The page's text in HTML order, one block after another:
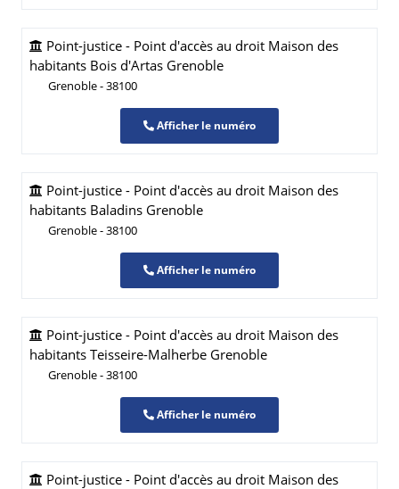
Point-justice - Point d'accès au droit Maison des
habitants Bois d'Artas Grenoble
Grenoble - 38100
Afficher le numéro
Point-justice - Point d'accès au droit Maison des
habitants Baladins Grenoble
Grenoble - 38100
Afficher le numéro
Point-justice - Point d'accès au droit Maison des
habitants Teisseire-Malherbe Grenoble
Grenoble - 38100
Afficher le numéro
Point-justice - Point d'accès au droit Maison des